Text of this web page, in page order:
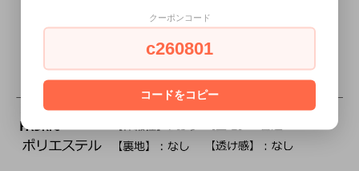
クーポンコード
c260801
コードをコピー